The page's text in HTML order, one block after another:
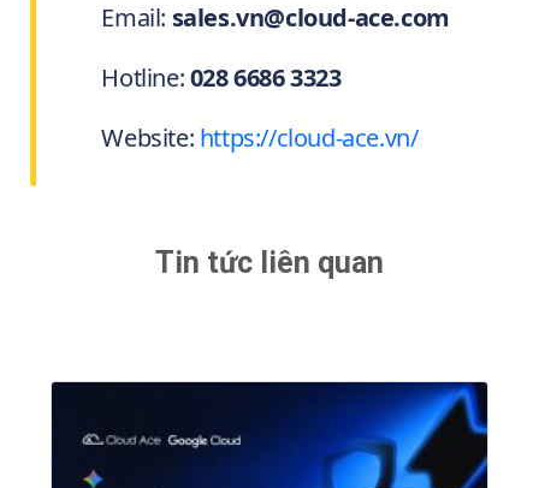
Email: sales.vn@cloud-ace.com
Hotline:028 6686 3323
Website: https://cloud-ace.vn/
Tin tức liên quan